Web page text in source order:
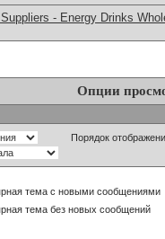
- Energy Drinks
Опции
Порядок
тема с новыми сообщениями
тема без новых сообщений